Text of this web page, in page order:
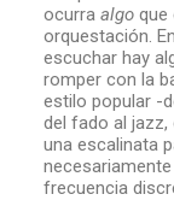
ocurra algo que
orquestación.
escuchar hay
romper con la
estilo popular -
del fado al jazz,
una escalinata
frecuencia